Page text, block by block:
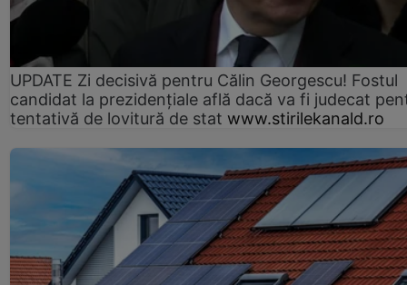
UPDATE Zi decisivă pentru Călin Georgescu! Fostul
candidat la prezidențiale află dacă va fi judecat
tentativă de lovitură de stat www.stirilekanald.ro